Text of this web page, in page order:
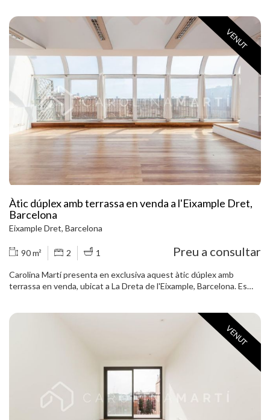
aproximadament. L'interior de l'habitatge es distribueix en quatre
dormitoris dobles, un dels quals és tipus suite amb vestidor, bany,
saló addicional amb llar de foc i sortida a terrassa. A més, l'àtic
compta amb dues cambres de bany complets i un lavabo de
cortesia. Disposa d´un gran saló-menjador de sostres alts amb
sortida a terrassa de 30 m2 i vistes clares. Al costat del saló hi ha la
cuina de disseny, gran i espaiosa. L´àtic està completament
reformat, en perfecte estat. Disposa de calefacció per gas a terra
radiant i aire condicionat a tot l'habitatge. Persianes motoritzades.
Ocasió única d'adquirir un àtic al Turó Park. La finca clàssica va ser
construïda l'any 1955 pel prestigiós arquitecte Mitjans, amb
ascensor principal i un altre de muntacàrregues. Servei de
consergeria inclòs i pàrquing opcional. Truqui'ns per visitar l'àtic.
VENUT
Àtic dúplex amb terrassa en venda a l'Eixample Dret,
Barcelona
Eixample Dret, Barcelona
90 m² 2 1 Preu a consultar
Carolina Martí presenta en exclusiva aquest àtic dúplex amb
terrassa en venda, ubicat a La Dreta de l'Eixample, Barcelona. Es
construïts aproximadament. L'interior de l'habitatge es distribueix
en dos dormitoris dobles (un a cada planta), i un bany complet amb
plat de dutxa. L´àtic disposa de la instal·lació d´aire condicionat i
amb vistes completament clares a la ciutat. Cuina equipada amb
electrodomèstics. És una 10a planta totalment exterior i amb molta
llum natural. El dúplex està en perfecte estat i disposa de terres de
parquet. Ubicació privilegiada juntament amb diferents transports
públics, locals comercials i centres d'ensenyament. La finca va ser
VENUT